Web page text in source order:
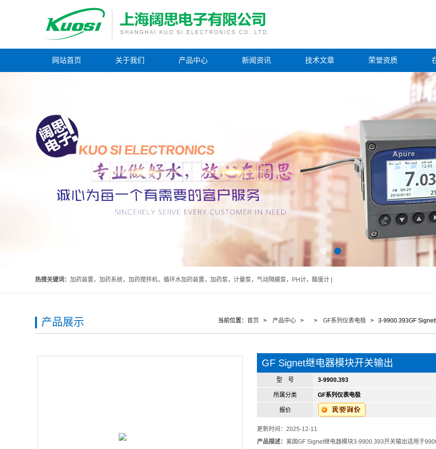
网站首页 关于我们 产品中心 新闻资讯 技术文章 荣誉资质
热搜关键词： 加药装置，加药系统，加药搅拌机，循环水加药装置，加药泵，计量泵，气动隔膜泵，PH计，酸度计 |
当前位置： 首页 > 产品中心 > > GF系列仪表电极 > 3-9900.393GF Signet
产品展示
GF Signet继电器模块开关输出
型 号 3-9900.393
所属分类 GF系列仪表电极
报价
更新时间：2025-12-11
产品描述：美国GF Signet继电器模块3-9900.393开关输出适用于